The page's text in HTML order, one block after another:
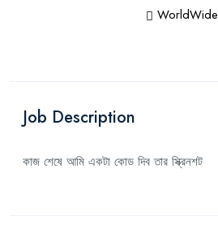
WorldWide
Job Description
কাজ শেষে আমি একটা কোড দিব তার স্ক্রিনশট